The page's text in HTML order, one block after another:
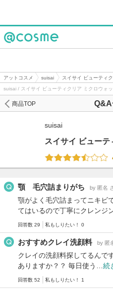
アットコスメ suisai スイサイ ビューティ
suisai / スイサイ ビューティクリア ミクロウォ
商品TOP
suisai
スイサイ ビュー
顎 毛穴詰まりがち by 匿名
顎がよく毛穴詰まってニキビ
てはいるので丁寧にクレンジ
回答数 29 私もしりたい！ 0
おすすめクレイ洗顔料 by 匿
クレイの洗顔料探してるんで
ありますか？？ 毎日使う… 続
回答数 52 私もしりたい！ 1